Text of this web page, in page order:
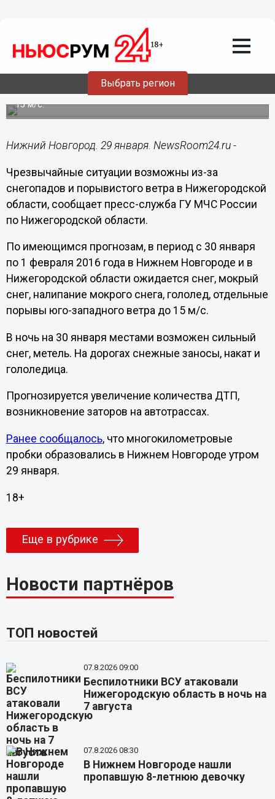
Выбрать регион
Чрезвычайные ситуации возможны
из-за снегопадов и порывистого ветра
в Нижегородской области
С 30 января по 1 февраля в регионе ожидается снег,
налипание мокрого снега, гололед, ветер порывами до
15 м/с.
Нижний Новгород. 29 января. NewsRoom24.ru -
Чрезвычайные ситуации возможны из-за
снегопадов и порывистого ветра в Нижегородской
области, сообщает пресс-служба ГУ МЧС России
по Нижегородской области.
По имеющимся прогнозам, в период с 30 января
по 1 февраля 2016 года в Нижнем Новгороде и в
Нижегородской области ожидается снег, мокрый
снег, налипание мокрого снега, гололед, отдельные
порывы юго-западного ветра до 15 м/с.
В ночь на 30 января местами возможен сильный
снег, метель. На дорогах снежные заносы, накат и
гололедица.
Прогнозируется увеличение количества ДТП,
возникновение заторов на автотрассах.
Ранее сообщалось, что многокилометровые
пробки образовались в Нижнем Новгороде утром
29 января.
18+
Еще в рубрике
Новости партнёров
ТОП новостей
07.8.2026 09:00
Беспилотники ВСУ атаковали
Нижегородскую область в ночь на
7 августа
07.8.2026 08:30
В Нижнем Новгороде нашли
пропавшую 8-летнюю девочку